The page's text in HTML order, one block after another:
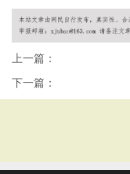
上一篇：
下一篇：